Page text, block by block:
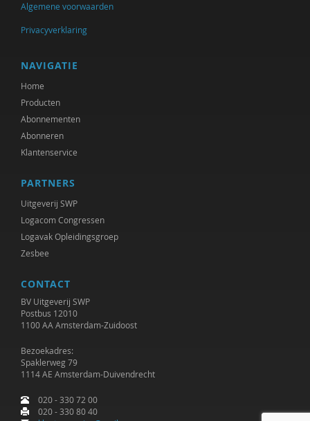
Bianca Lugten
Brecht Molenaar
Mieke Moor
Lars Moratis
H. Muijen
Jan Nap
Jurriën ood
Hans Panjoel
Reyer Ploeg
Robert van Putten
Algemene voorwaarden
Privacyverklaring
NAVIGATIE
Home
Producten
Abonnementen
Abonneren
Klantenservice
PARTNERS
Uitgeverij SWP
Logacom Congressen
Logavak Opleidingsgroep
Zesbee
CONTACT
BV Uitgeverij SWP
Postbus 12010
1100 AA Amsterdam-Zuidoost
Bezoekadres:
Spaklerweg 79
1114 AE Amsterdam-Duivendrecht
020 - 330 72 00
020 - 330 80 40